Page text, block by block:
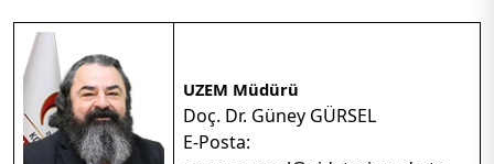
UZEM Müdürü
Doç. Dr. Güney GÜRSEL
E-Posta: